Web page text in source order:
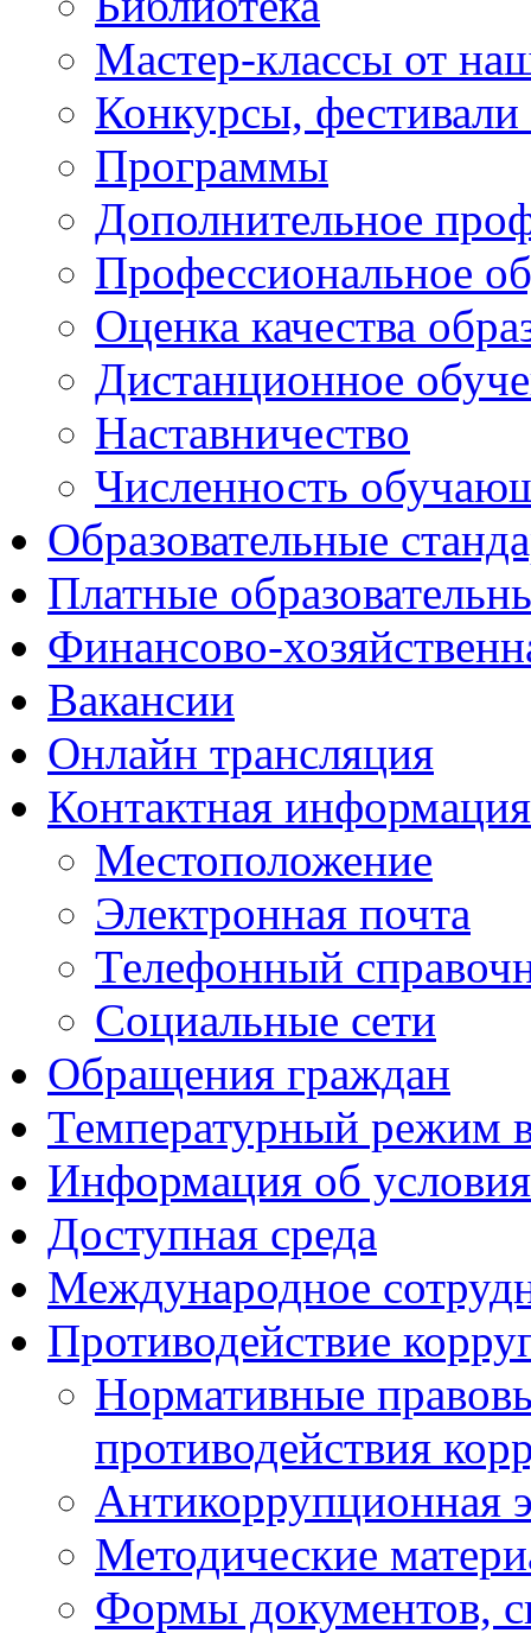
Мастер-классы от
Конкурсы,
Программы
Дополнительное
Профессиональное
Оценка качества
Дистанционное
Наставничество
Численность
Образовательные
Платные
Финансово-
Вакансии
Онлайн трансляция
Контактная информация
Местоположение
Электронная почта
Телефонный
Социальные сети
Обращения граждан
Температурный режим
Информация об
Доступная среда
Международное
Противодействие
Нормативные
противодействия
Антикоррупционная
Методические
Формы документов,